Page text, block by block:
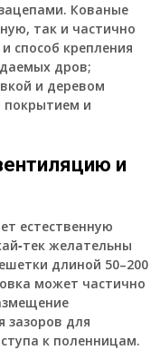
Кованые
так и частично
способ крепления
дров;
и деревом
покрытием и
и
естественную
желательны
длиной 50–200
может частично
зазоров для
к поленницам.